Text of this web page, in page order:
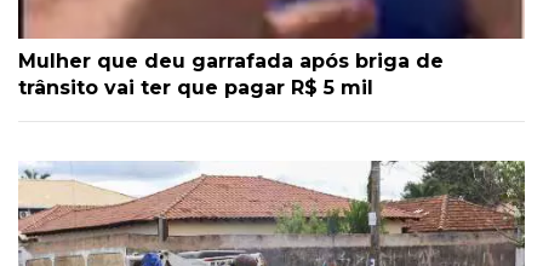
Mulher que deu garrafada após briga de
trânsito vai ter que pagar R$ 5 mil